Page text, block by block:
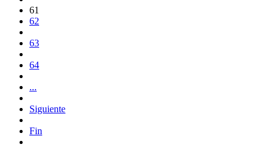
61
62
63
64
...
Siguiente
Fin